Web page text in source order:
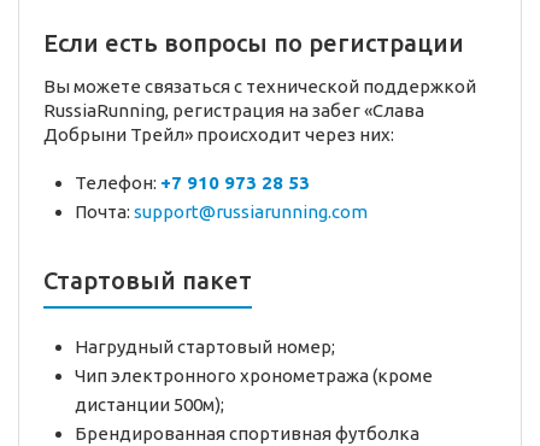
Если есть вопросы по регистрации
Вы можете связаться с технической поддержкой
RussiaRunning, регистрация на забег «Слава
Добрыни Трейл» происходит через них:
Телефон: +7 910 973 28 53
Почта: support@russiarunning.com
Стартовый пакет
Нагрудный стартовый номер;
Чип электронного хронометража (кроме
дистанции 500м);
Брендированная спортивная футболка